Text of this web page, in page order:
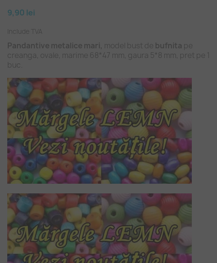
9,90 lei
Include TVA
Pandantive metalice mari, model bust de bufnita pe
creanga, ovale, marime 68*47 mm, gaura 5*8 mm, pret pe 1
buc.